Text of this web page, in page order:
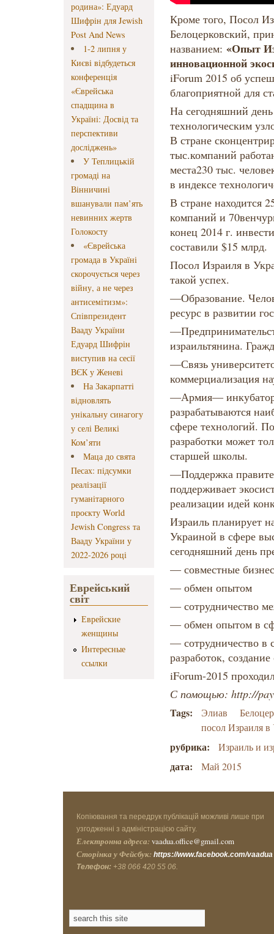
родина»: Едуард
Шифрін для Jewish
Post And News
1-2 липня у
Києві відбудеться
конференція
«Єврейська
спадщина в
Україні: Досвід та
перспективи
досліджень»
У Теплицькій
громаді на
Вінничині
вшанували пам’ять
невинних жертв
Голокосту
«Єврейська
громада в Україні
скорочується через
війну, а не через
антисемітизм»:
Співпрезидент
Вааду України
Едуард Шифрін
виступив на сесії
ВЄК у Женеві
На Закарпатті
відновлять
унікальну синагогу
у селі Великі
Ком’яти
Маца до свята
Песах: підсумки
реалізації
гуманітарного
проєкту World
Jewish Congress та
Вааду України у
2022-2026 році
Еврейський
світ
Еврейские
женщины
Интересные
ссылки
Кроме того, Посол
Белоцерковский,
названием: «Опыт
инновационной
iForum 2015 об
благоприятной для
На сегодняшний
технологическим
В стране
тыс.компаний
места230 тыс.
в индексе
В стране находится
компаний и
конец 2014 г.
составили $15 млрд.
Посол Израиля в
такой успех.
—Образование.
ресурс в развитии
израильтянина.
—Связь
коммерциализация
—Армия— инкубатор
разрабатываются
сфере технологий.
разработки может
старшей школы.
—Поддержка
поддерживает
реализации идей
Израиль планирует
Украиной в сфере
сегодняшний день
— совместные
— обмен опытом
— сотрудничество
— обмен опытом в
— сотрудничество в
разработок,
iForum-2015
С помощью: http://
Tags: Элиав
посол Израиля
рубрика: Израиль и
дата: Май 2015
Копіювання та передрук публікацій можливі лише при
узгодженні з адміністрацією сайту.
Електронна адреса: vaadua.office@gmail.com
Сторінка у Фейсбук: https://www.facebook.com/vaadua
Телефон: +38 066 420 55 06.